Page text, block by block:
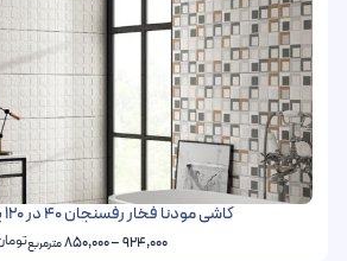
کاشی مودنا فخار رفسنجان 40 در 120 پرسلان مات
924,000
–
850,000مترمربعتومان